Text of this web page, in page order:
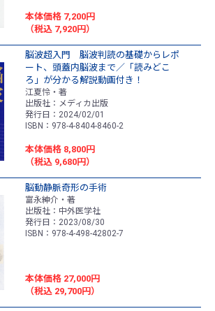
本体価格 7,200円
（税込 7,920円）
脳波超入門 脳波判読の基礎からレポ
ート、頭蓋内脳波まで／「読みどこ
ろ」が分かる解説動画付き！
江夏怜・著
出版社：メディカ出版
発行日：2024/02/01
ISBN：978-4-8404-8460-2
本体価格 8,800円
（税込 9,680円）
脳動静脈奇形の手術
富永紳介・著
出版社：中外医学社
発行日：2023/08/30
ISBN：978-4-498-42802-7
本体価格 27,000円
（税込 29,700円）